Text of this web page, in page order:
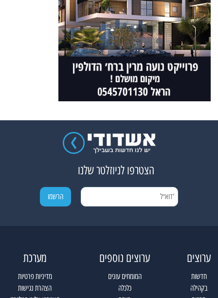
הצטרפו לניוזלטר שלנו
ערוצים
חדשות
בקהילה
ערוצים נוספים
המומחים עונים
כלכלה
מערכת
מדיניות פרטיות
הצהרת נגישות